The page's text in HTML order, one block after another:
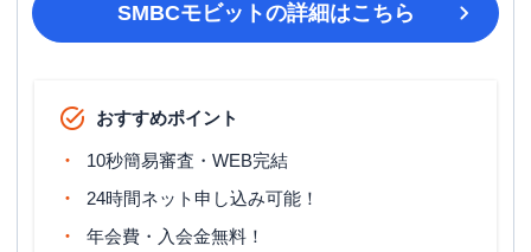
SMBCモビットの詳細はこちら
おすすめポイント
10秒簡易審査・WEB完結
24時間ネット申し込み可能！
年会費・入会金無料！